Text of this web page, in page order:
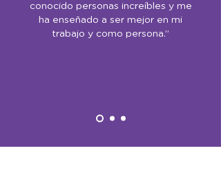
conocido personas increíbles y me
ha enseñado a ser mejor en mi
trabajo y como persona.”